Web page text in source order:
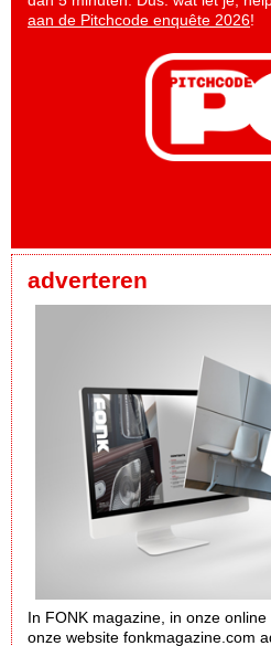
aan de Pitchcode enquête 2026!
adverteren
In FONK magazine, in onze
onze website fonkmagazine.com